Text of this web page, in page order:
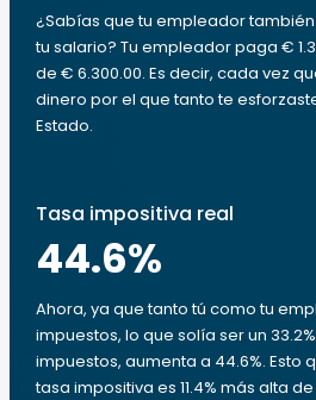
¿Sabías que tu empleador
tu salario? Tu empleador paga €
de € 6.300.00. Es decir, cada vez
dinero por el que tanto te
Estado.
Tasa impositiva real
44.6%
Ahora, ya que tanto tú como tu
impuestos, lo que solía ser un
impuestos, aumenta a 44.6%. Esto
tasa impositiva es 11.4% más alta